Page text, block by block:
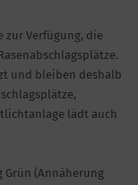
zur Verfügung, die
und bleiben deshalb
lädt auch
Grün (Annäherung